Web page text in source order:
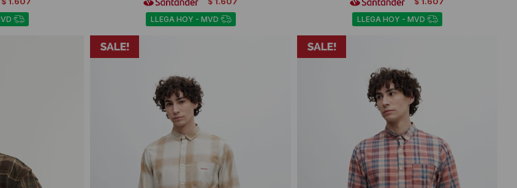
LLEGA HOY - MVD LLEGA HOY - MVD